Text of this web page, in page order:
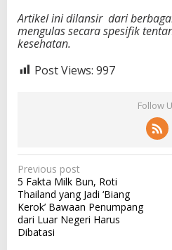
Artikel ini dilansir dari
mengulas secara spesifik
kesehatan.
Post Views: 997
Follow
P
o
s
t
Previous post
5 Fakta Milk Bun, Roti
Thailand yang Jadi ‘Biang
Kerok’ Bawaan Penumpang
dari Luar Negeri Harus
Dibatasi